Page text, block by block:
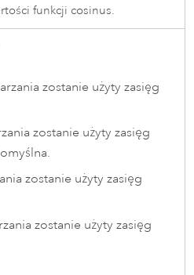
funkcji cosinus.
zostanie użyty zasięg
zostanie użyty zasięg
zostanie użyty zasięg
zostanie użyty zasięg